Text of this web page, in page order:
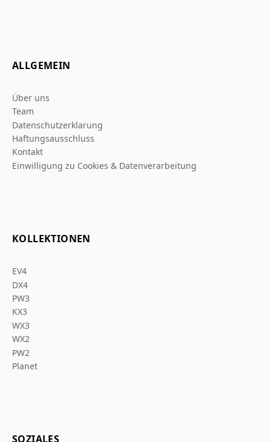
ALLGEMEIN
Über uns
Team
Datenschutzerklarung
Haftungsausschluss
Kontakt
Einwilligung zu Cookies & Datenverarbeitung
KOLLEKTIONEN
EV4
DX4
PW3
KX3
WX3
WX2
PW2
Planet
SOZIALES